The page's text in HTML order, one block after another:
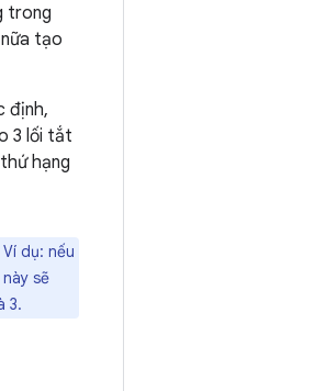
trong
tạo
định,
3 lối tắt
hạng
dụ: nếu
sẽ
3.